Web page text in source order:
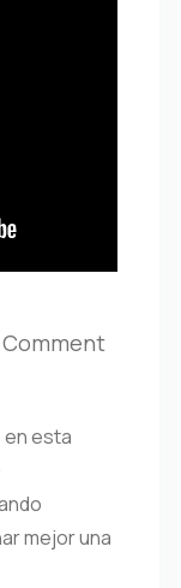
Comment
en esta
mejor una